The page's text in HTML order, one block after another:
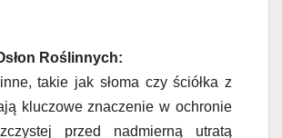
Roślinnych:
takie jak słoma czy ściółka z
kluczowe znaczenie w ochronie
przed nadmierną utratą